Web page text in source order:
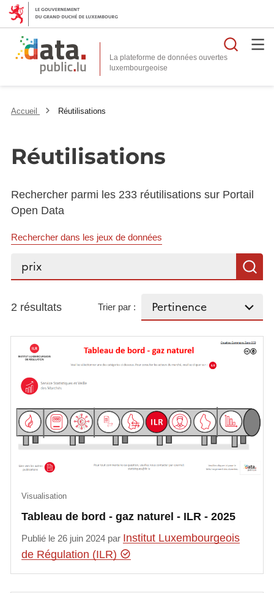
La plateforme de données ouvertes
Accueil Réutilisations
Réutilisations
Rechercher parmi les 233 réutilisations sur Portail
Open Data
Rechercher dans les jeux de données
Rechercher...
2 résultats Trier par :
Tableau de bord - gaz naturel - ILR - 2025
Visualisation
Publié le 26 juin 2024 par Institut Luxembourgeois
de Régulation (ILR)